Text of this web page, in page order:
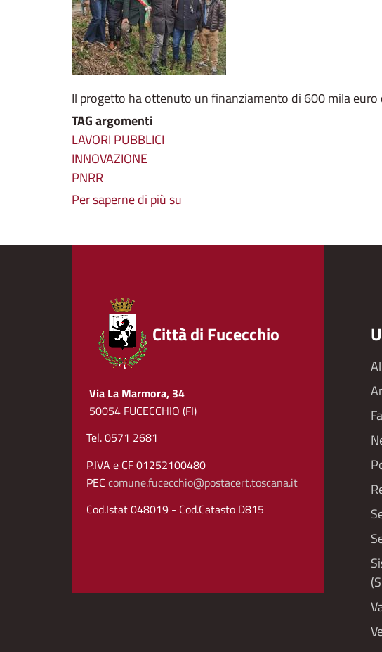
Il progetto ha ottenuto un finanziamento di 600 mila euro
TAG argomenti
LAVORI PUBBLICI
INNOVAZIONE
PNRR
Per saperne di più su
Corsini
Città di Fucecchio
Via La Marmora, 34
50054 FUCECCHIO (FI)
Tel. 0571 2681
P.IVA e CF 01252100480
PEC comune.fucecchio@postacert.toscana.it
Cod.Istat 048019 - Cod.Catasto D815